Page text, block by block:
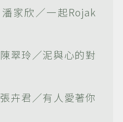
潘家欣／一起Rojak
陳翠玲／泥與心的對
張卉君／有人愛著你